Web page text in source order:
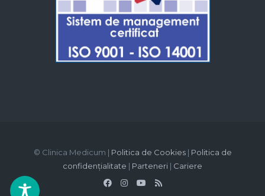
© Clinica Medicum | Politica de Cookies| Politica de
confidențialitate | Parteneri | Cariere